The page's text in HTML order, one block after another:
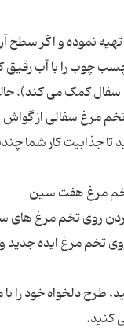
نموده و اگر سطح
چوب را با آب
سفال کمک می کند).
تخم مرغ سفالی از
روی تخم مرغ های
طرح دلخواه خود